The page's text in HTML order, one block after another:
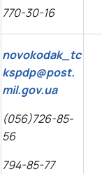
770-30-16
novokodak_tc
kspdp@post.
mil.gov.ua
(056)726-85-
56
794-85-77